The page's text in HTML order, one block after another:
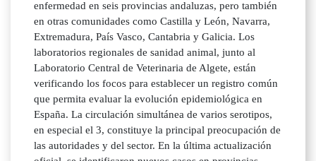
enfermedad en seis provincias andaluzas, pero también
en otras comunidades como Castilla y León, Navarra,
Extremadura, País Vasco, Cantabria y Galicia. Los
laboratorios regionales de sanidad animal, junto al
Laboratorio Central de Veterinaria de Algete, están
verificando los focos para establecer un registro común
que permita evaluar la evolución epidemiológica en
España. La circulación simultánea de varios serotipos,
en especial el 3, constituye la principal preocupación de
las autoridades y del sector. En la última actualización